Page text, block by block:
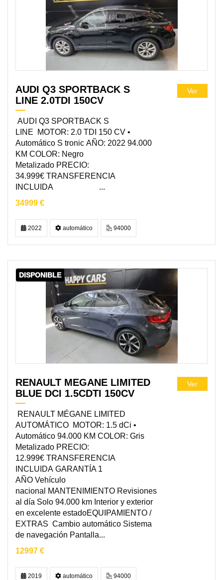
AUDI Q3 SPORTBACK S
LINE 2.0TDI 150CV
AUDI Q3 SPORTBACK S
LINE MOTOR: 2.0 TDI 150 CV •
Automático S tronic AÑO: 2022 94.000
KM COLOR: Negro
Metalizado PRECIO:
34.999€ TRANSFERENCIA
INCLUIDA ...
34999 €
Ver
2022 automático 94000
DISPONIBLE
RENAULT MEGANE LIMITED
BLUE DCI 1.5CDTI 150CV
RENAULT MÉGANE LIMITED
AUTOMÁTICO MOTOR: 1.5 dCi •
Automático 94.000 KM COLOR: Gris
Metalizado PRECIO:
12.999€ TRANSFERENCIA
INCLUIDA GARANTÍA 1
AÑO Vehículo
nacional MANTENIMIENTO Revisiones
al día Solo 94.000 km Interior y exterior
en excelente estadoEQUIPAMIENTO /
EXTRAS Cambio automático Sistema
de navegación Pantalla...
12997 €
Ver
2019 automático 94000